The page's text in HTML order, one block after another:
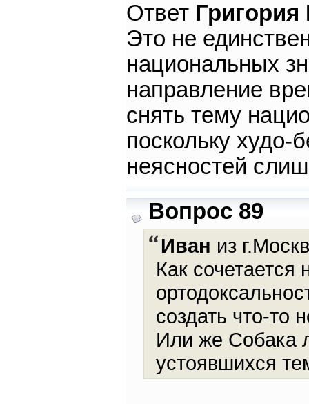
Ответ
Это не
национальных
направление
снять тему
поскольку худо-
неясностей
Вопрос 89
Иван из
Как сочетается
создать что-то
Или же Собака
устоявшихся